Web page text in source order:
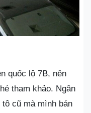
quốc lộ 7B, nên
tham khảo. Ngân
cũ mà mình bán